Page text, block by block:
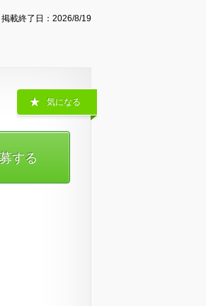
掲載終了日： 2026/8/19
気になる
する